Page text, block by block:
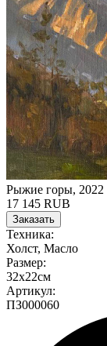
Рыжие горы, 2022
17 145 RUB
Заказать
Техника:
Холст, Масло
Размер:
32х22см
Артикул:
ПЗ000060